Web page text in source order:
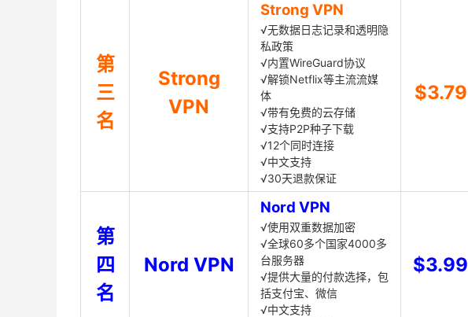
第
三
名
Strong
VPN
Strong VPN
√无数据日志记录和透明隐
私政策
√内置WireGuard协议
√解锁Netflix等主流流媒
体
√带有免费的云存储
√支持P2P种子下载
√12个同时连接
√中文支持
√30天退款保证
$3.79
第
四
名
Nord VPN
Nord VPN
√使用双重数据加密
√全球60多个国家4000多
台服务器
√提供大量的付款选择，包
括支付宝、微信
√中文支持
$3.99